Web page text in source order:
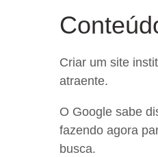
Criar um site
atraente.
O Google sabe
fazendo agora
busca.